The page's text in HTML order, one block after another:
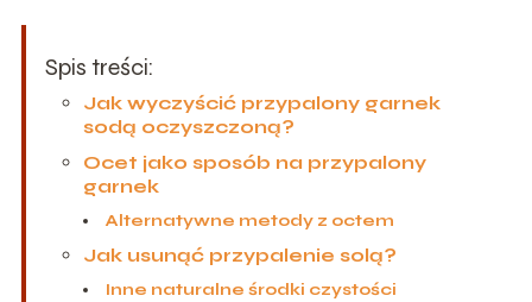
Spis treści:
Jak wyczyścić przypalony garnek
sodą oczyszczoną?
Ocet jako sposób na przypalony
garnek
Alternatywne metody z octem
Jak usunąć przypalenie solą?
Inne naturalne środki czystości